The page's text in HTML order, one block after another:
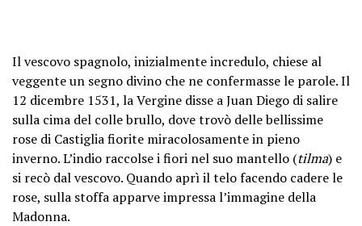
Il vescovo spagnolo, inizialmente incredulo, chiese al
veggente un segno divino che ne confermasse le parole. Il
12 dicembre 1531, la Vergine disse a Juan Diego di salire
sulla cima del colle brullo, dove trovò delle bellissime
rose di Castiglia fiorite miracolosamente in pieno
inverno. L’indio raccolse i fiori nel suo mantello (tilma) e
si recò dal vescovo. Quando aprì il telo facendo cadere le
rose, sulla stoffa apparve impressa l’immagine della
Madonna.